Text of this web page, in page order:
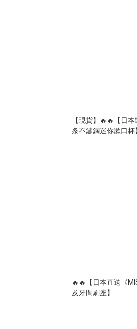
【現貨】🔥🔥【日
条不鏽鋼迷你漱口杯
🔥🔥【日本直送《
及牙間刷座】